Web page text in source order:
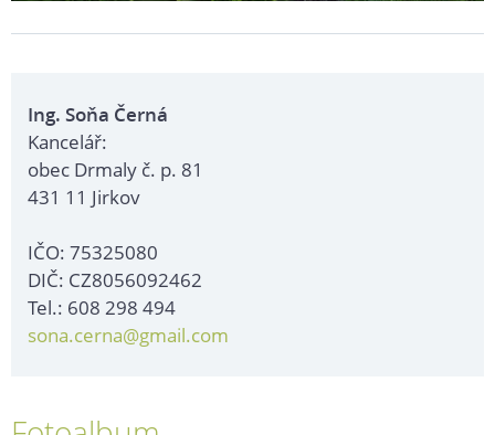
Ing. Soňa Černá
Kancelář:
obec Drmaly č. p. 81
431 11 Jirkov
IČO: 75325080
DIČ: CZ8056092462
Tel.: 608 298 494
sona.cerna@gmail.com